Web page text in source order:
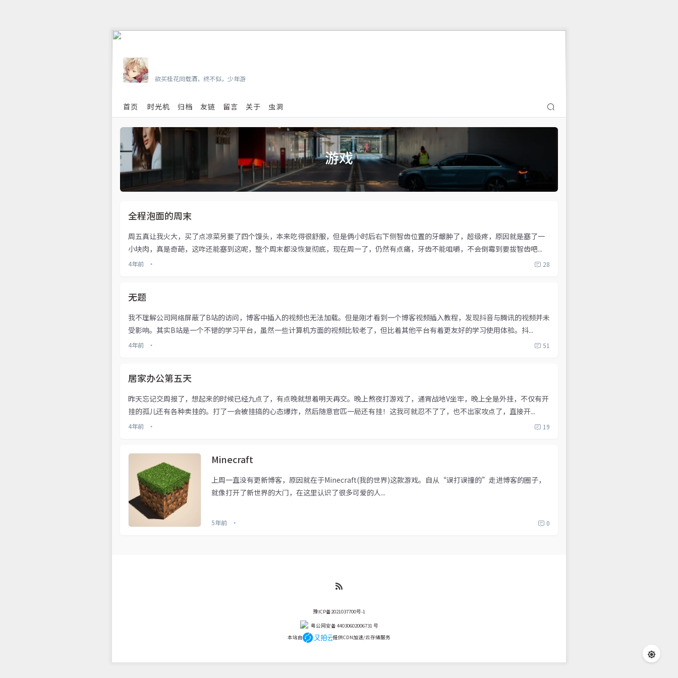
欲买桂花同载酒，终不似，少年游
首页 时光机 归档 友链 留言 关于 虫洞
游戏
全程泡面的周末
周五真让我火大，买了点凉菜另要了四个馒头，本来吃得很舒服，但是俩小时后右下侧智齿位置的牙龈肿了，超级疼，原因就是塞了一
小块肉，真是奇葩，这咋还能塞到这呢，整个周末都没恢复彻底，现在周一了，仍然有点痛，牙齿不能咀嚼，不会倒霉到要拔智齿吧...
4年前 • 28
无题
我不理解公司网络屏蔽了B站的访问，博客中插入的视频也无法加载。但是刚才看到一个博客视频插入教程，发现抖音与腾讯的视频并未
受影响。其实B站是一个不错的学习平台，虽然一些计算机方面的视频比较老了，但比着其他平台有着更友好的学习使用体验。抖...
4年前 • 51
居家办公第五天
昨天忘记交周报了，想起来的时候已经九点了，有点晚就想着明天再交。晚上熬夜打游戏了，通宵战地V坐牢，晚上全是外挂，不仅有开
挂的孤儿还有各种卖挂的。打了一会被挂搞的心态爆炸，然后随意官匹一局还有挂！这我可就忍不了了，也不出家攻点了，直接开...
4年前 • 19
Minecraft
上周一直没有更新博客，原因就在于Minecraft(我的世界)这款游戏。自从“误打误撞的”走进博客的圈子，
就像打开了新世界的大门，在这里认识了很多可爱的人...
5年前 • 0
豫ICP备2021037700号-1
粤公网安备 44030602006731 号
本站由
提供CDN加速/云存储服务